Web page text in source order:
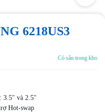
6218US3
Có sẵn trong kho
3.5" và 2.5"
Hot-swap